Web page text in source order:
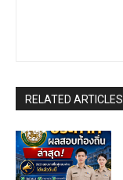
RELATED ARTICLES